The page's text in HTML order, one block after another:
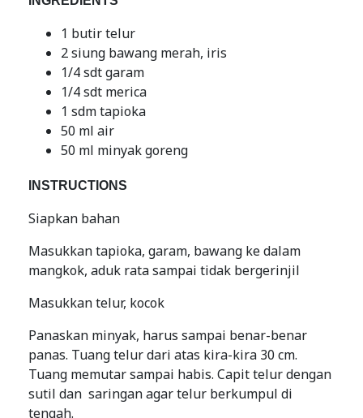
1 butir telur
2 siung bawang merah, iris
1/4 sdt garam
1/4 sdt merica
1 sdm tapioka
50 ml air
50 ml minyak goreng
INSTRUCTIONS
Siapkan bahan
Masukkan tapioka, garam, bawang ke dalam
mangkok, aduk rata sampai tidak bergerinjil
Masukkan telur, kocok
Panaskan minyak, harus sampai benar-benar
panas. Tuang telur dari atas kira-kira 30 cm.
Tuang memutar sampai habis. Capit telur dengan
sutil dan saringan agar telur berkumpul di
tengah.